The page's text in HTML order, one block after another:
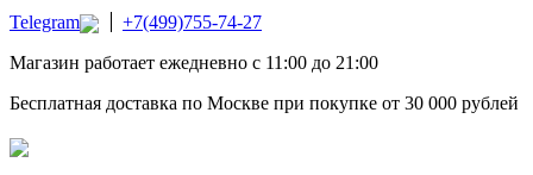
Telegram
+7(499)755-74-27
Магазин работает ежедневно с 11:00 до 21:00
Бесплатная доставка по Москве при покупке от 30 000 рублей